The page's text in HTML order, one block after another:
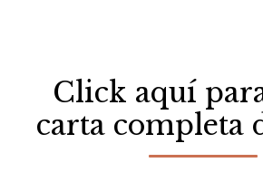
Click aquí
carta completa